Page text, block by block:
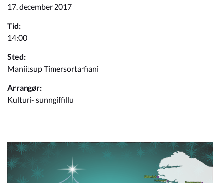
17. december 2017
Tid:
14:00
Sted:
Maniitsup Timersortarfiani
Arrangør:
Kulturi- sunngiffillu